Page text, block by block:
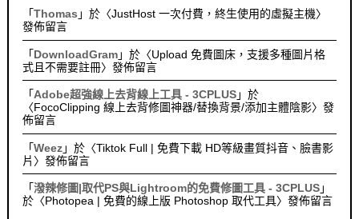
「Thomas 」於〈JustHost 一次付費，終生使用的虛擬主機〉
發佈留言
「DownloadGram」於〈Upload 免費圖床，支援多種圖片格
式且不需要註冊〉發佈留言
「 Adobe超強線上去背線上工具 - 3CPLUS」於
〈FocoClipping 線上去背修圖神器/替換背景/添加主體陰影〉發
佈留言
「Weez」於〈Tiktok Full | 免費下載 HD等級畫質抖音、臉書影
片 〉發佈留言
「潑辣修圖|取代PS與Lightroom的免費修圖工具 - 3CPLUS」
於〈Photopea | 免費的線上版 Photoshop 取代工具〉發佈留言